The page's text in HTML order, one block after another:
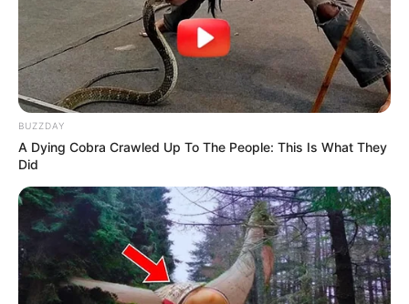
BUZZDAY
A Dying Cobra Crawled Up To The People: This Is What They
Did